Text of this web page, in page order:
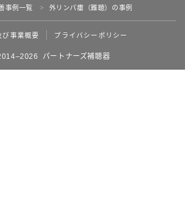
事例一覧 ＞ 外リンパ瘻（難聴）の事例
び事業概要 プライバシーポリシー
パートナーズ補聴器